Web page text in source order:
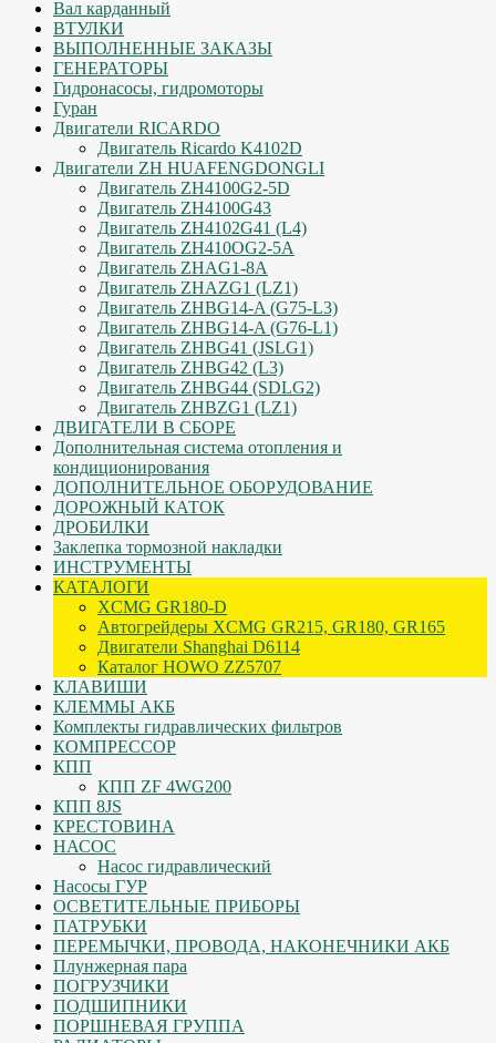
Вал карданный
ВТУЛКИ
ВЫПОЛНЕННЫЕ ЗАКАЗЫ
ГЕНЕРАТОРЫ
Гидронасосы, гидромоторы
Гуран
Двигатели RICARDO
Двигатель Ricardo K4102D
Двигатели ZH HUAFENGDONGLI
Двигатель ZH4100G2-5D
Двигатель ZH4100G43
Двигатель ZH4102G41 (L4)
Двигатель ZH410OG2-5A
Двигатель ZHAG1-8A
Двигатель ZHAZG1 (LZ1)
Двигатель ZHBG14-A (G75-L3)
Двигатель ZHBG14-A (G76-L1)
Двигатель ZHBG41 (JSLG1)
Двигатель ZHBG42 (L3)
Двигатель ZHBG44 (SDLG2)
Двигатель ZHBZG1 (LZ1)
ДВИГАТЕЛИ В СБОРЕ
Дополнительная система отопления и
кондиционирования
ДОПОЛНИТЕЛЬНОЕ ОБОРУДОВАНИЕ
ДОРОЖНЫЙ КАТОК
ДРОБИЛКИ
Заклепка тормозной накладки
ИНСТРУМЕНТЫ
КАТАЛОГИ
XCMG GR180-D
Автогрейдеры XCMG GR215, GR180, GR165
Двигатели Shanghai D6114
Каталог HOWO ZZ5707
КЛАВИШИ
КЛЕММЫ АКБ
Комплекты гидравлических фильтров
КОМПРЕССОР
КПП
КПП ZF 4WG200
КПП 8JS
КРЕСТОВИНА
НАСОС
Насос гидравлический
Насосы ГУР
ОСВЕТИТЕЛЬНЫЕ ПРИБОРЫ
ПАТРУБКИ
ПЕРЕМЫЧКИ, ПРОВОДА, НАКОНЕЧНИКИ АКБ
Плунжерная пара
ПОГРУЗЧИКИ
ПОДШИПНИКИ
ПОРШНЕВАЯ ГРУППА